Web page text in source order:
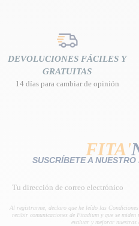
DEVOLUCIONES FÁCILES Y
GRATUITAS
14 días para cambiar de opinión
FITA'
SUSCRÍBETE A
Al registrarme, declaro que he leído las
recibir comunicaciones de Fitadium y que se
evaluar y mejorar nuestras